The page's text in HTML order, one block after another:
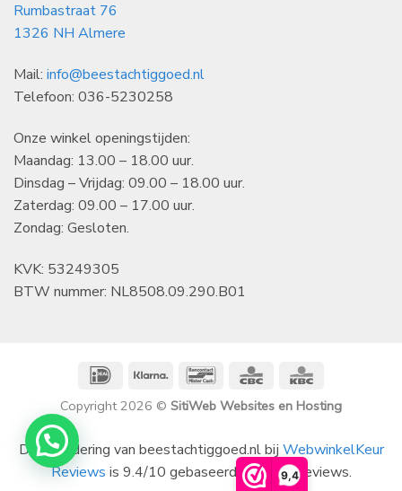
9,4
Rumbastraat 76
1326 NH Almere
Mail: info@beestachtiggoed.nl
Telefoon: 036-5230258
Onze winkel openingstijden:
Maandag: 13.00 – 18.00 uur.
Dinsdag – Vrijdag: 09.00 – 18.00 uur.
Zaterdag: 09.00 – 17.00 uur.
Zondag: Gesloten.
KVK: 53249305
BTW nummer: NL8508.09.290.B01
IDeal Klarna BancontactCBC
Copyright 2026 © SitiWeb Websites en Hosting
De waardering van beestachtiggoed.nl bij WebwinkelKeur
Reviews is 9.4/10 gebaseerd op 1401 reviews.